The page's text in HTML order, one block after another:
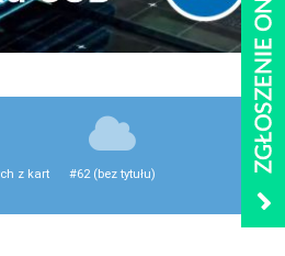
z kart
#62 (bez tytułu)